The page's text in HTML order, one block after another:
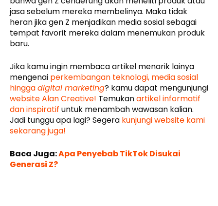
jasa sebelum mereka membelinya. Maka tidak
heran jika gen Z menjadikan media sosial sebagai
tempat favorit mereka dalam menemukan produk
baru.
Jika kamu ingin membaca artikel menarik lainya
mengenai perkembangan teknologi, media sosial
hinggadigital marketing? kamu dapat mengunjungi
website Alan Creative! Temukanartikel informatif
dan inspiratif untuk menambah wawasan kalian.
Jadi tunggu apa lagi? Segera kunjungi website kami
sekarang juga!
Baca Juga:Apa Penyebab TikTok Disukai
Generasi Z?